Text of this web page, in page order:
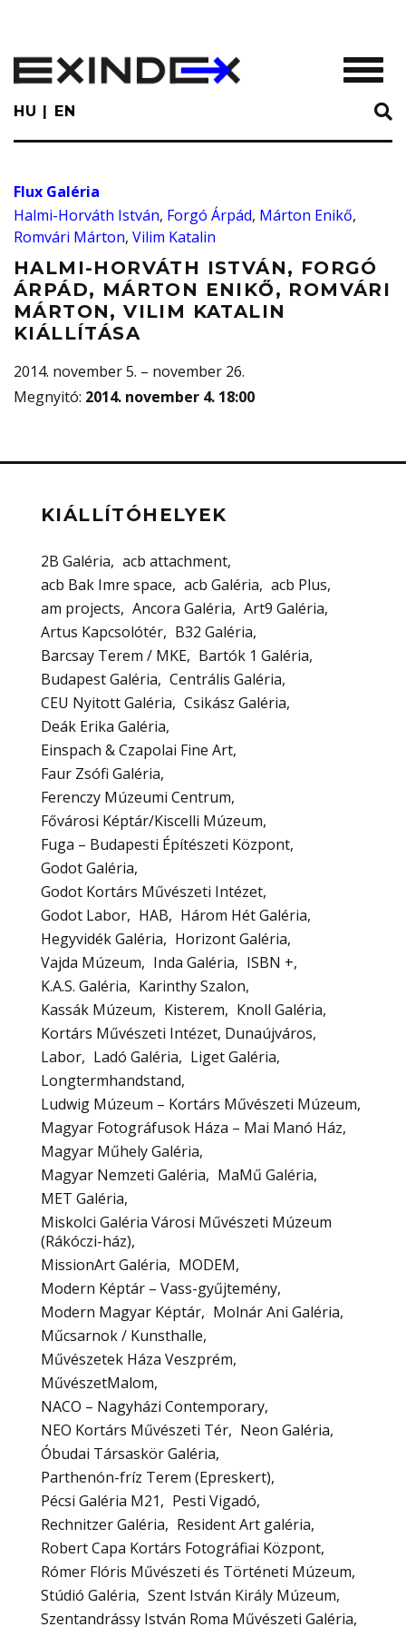
main
content
HU EN
Flux Galéria
Halmi-Horváth István, Forgó Árpád, Márton Enikő,
Romvári Márton, Vilim Katalin
HALMI-HORVÁTH ISTVÁN, FORGÓ
ÁRPÁD, MÁRTON ENIKŐ, ROMVÁRI
MÁRTON, VILIM KATALIN
KIÁLLÍTÁSA
2014. november 5. – november 26.
Megnyitó: 2014. november 4. 18:00
KIÁLLÍTÓHELYEK
2B Galéria
acb attachment
acb Bak Imre space
acb Galéria
acb Plus
am projects
Ancora Galéria
Art9 Galéria
Artus Kapcsolótér
B32 Galéria
Barcsay Terem / MKE
Bartók 1 Galéria
Budapest Galéria
Centrális Galéria
CEU Nyitott Galéria
Csikász Galéria
Deák Erika Galéria
Einspach & Czapolai Fine Art
Faur Zsófi Galéria
Ferenczy Múzeumi Centrum
Fővárosi Képtár/Kiscelli Múzeum
Fuga – Budapesti Építészeti Központ
Godot Galéria
Godot Kortárs Művészeti Intézet
Godot Labor
HAB
Három Hét Galéria
Hegyvidék Galéria
Horizont Galéria
Vajda Múzeum
Inda Galéria
ISBN +
K.A.S. Galéria
Karinthy Szalon
Kassák Múzeum
Kisterem
Knoll Galéria
Kortárs Művészeti Intézet, Dunaújváros
Labor
Ladó Galéria
Liget Galéria
Longtermhandstand
Ludwig Múzeum – Kortárs Művészeti Múzeum
Magyar Fotográfusok Háza – Mai Manó Ház
Magyar Műhely Galéria
Magyar Nemzeti Galéria
MaMű Galéria
MET Galéria
Miskolci Galéria Városi Művészeti Múzeum
(Rákóczi-ház)
MissionArt Galéria
MODEM
Modern Képtár – Vass-gyűjtemény
Modern Magyar Képtár
Molnár Ani Galéria
Műcsarnok / Kunsthalle
Művészetek Háza Veszprém
MűvészetMalom
NACO – Nagyházi Contemporary
NEO Kortárs Művészeti Tér
Neon Galéria
Óbudai Társaskör Galéria
Parthenón-fríz Terem (Epreskert)
Pécsi Galéria M21
Pesti Vigadó
Rechnitzer Galéria
Resident Art galéria
Robert Capa Kortárs Fotográfiai Központ
Rómer Flóris Művészeti és Történeti Múzeum
Stúdió Galéria
Szent István Király Múzeum
Szentandrássy István Roma Művészeti Galéria